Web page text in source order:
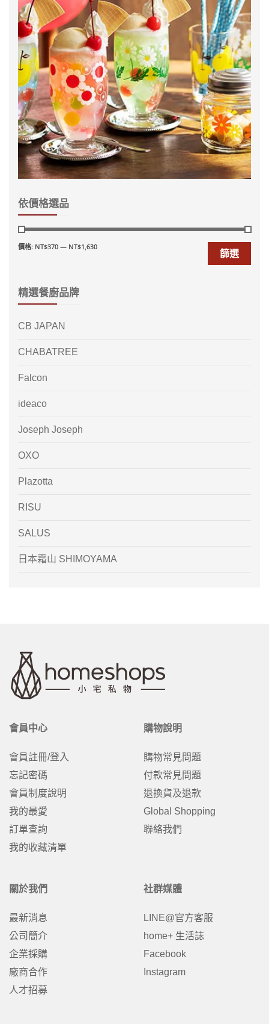
依價格選品
篩選
價格: NT$370 — NT$1,630
精選餐廚品牌
CB JAPAN
CHABATREE
Falcon
ideaco
Joseph Joseph
OXO
Plazotta
RISU
SALUS
日本霜山 SHIMOYAMA
會員中心
會員註冊/登入
忘記密碼
會員制度說明
我的最愛
訂單查詢
我的收藏清單
購物說明
購物常見問題
付款常見問題
退換貨及退款
Global Shopping
聯絡我們
關於我們
最新消息
公司簡介
企業採購
廠商合作
人才招募
社群媒體
LINE@官方客服
home+ 生活誌
Facebook
Instagram